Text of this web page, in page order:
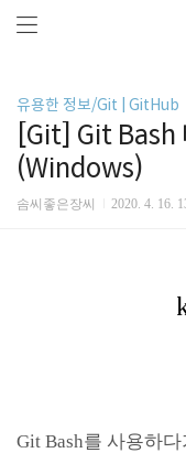
유용한 정보/Git | GitHub
[Git] Git Bash
(Windows)
솜씨좋은장씨 2020. 4. 16.
Git Bash를 사용하